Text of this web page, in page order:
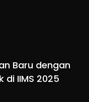
Baru dengan
di IIMS 2025